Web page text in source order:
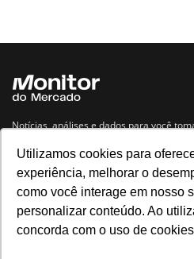
Utilizamos cookies para
experiência, melhorar o
como você interage em nosso
personalizar conteúdo. Ao
concorda com o uso de
Notícias, análises e dados para você
Navegue no site
Últimas notícias Quem somos
Política de privacidade